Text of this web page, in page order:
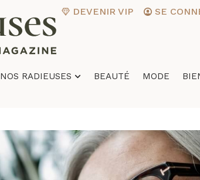
DEVENIR VIP SE
NOS RADIEUSES BEAUTÉ MODE